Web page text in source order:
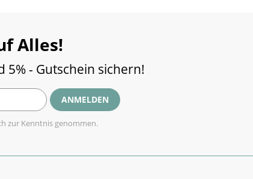
Alles!
- Gutschein sichern!
ANMELDEN
zur Kenntnis genommen.